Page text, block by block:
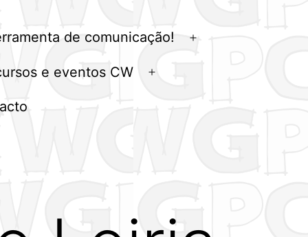
de comunicação!
Abrir
e eventos CW
Abrir